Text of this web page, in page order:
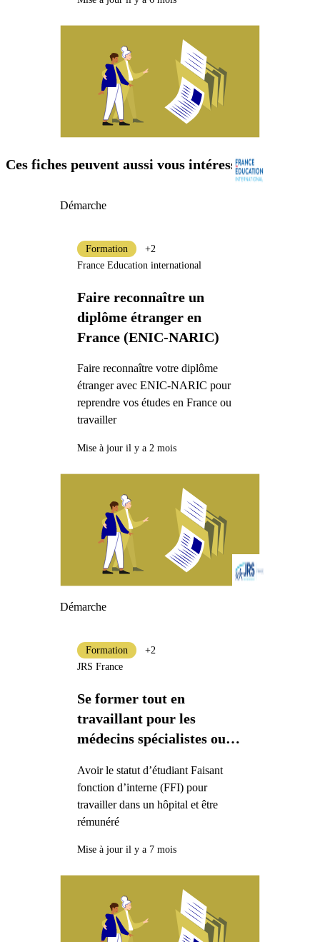
Ces fiches peuvent aussi vous intéresser
Démarche
Faire reconnaître un
diplôme étranger en
France (ENIC-NARIC)
Faire reconnaître votre diplôme
étranger avec ENIC-NARIC pour
reprendre vos études en France ou
travailler
Formation
+2
France Education international
Mise à jour il y a 2 mois
Démarche
Se former tout en
travaillant pour les
médecins spécialistes ou
Avoir le statut d’étudiant Faisant
fonction d’interne (FFI) pour
travailler dans un hôpital et être
rémunéré
Formation
+2
JRS France
Mise à jour il y a 7 mois